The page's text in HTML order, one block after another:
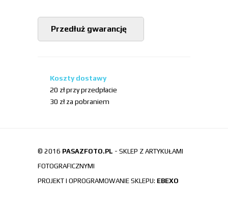
Przedłuż gwarancję
Koszty dostawy
20 zł przy przedpłacie
30 zł za pobraniem
© 2016 PASAZFOTO.PL - SKLEP Z ARTYKUŁAMI
FOTOGRAFICZNYMI
PROJEKT I OPROGRAMOWANIE SKLEPU: EBEXO